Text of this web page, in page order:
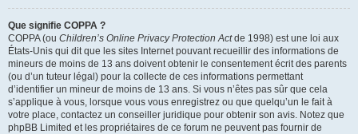
Que signifie COPPA ?
COPPA (ou Children’s Online Privacy Protection Actde 1998) est une loi aux
États-Unis qui dit que les sites Internet pouvant recueillir des informations de
mineurs de moins de 13 ans doivent obtenir le consentement écrit des parents
(ou d’un tuteur légal) pour la collecte de ces informations permettant
d’identifier un mineur de moins de 13 ans. Si vous n’êtes pas sûr que cela
s’applique à vous, lorsque vous vous enregistrez ou que quelqu’un le fait à
votre place, contactez un conseiller juridique pour obtenir son avis. Notez que
phpBB Limited et les propriétaires de ce forum ne peuvent pas fournir de